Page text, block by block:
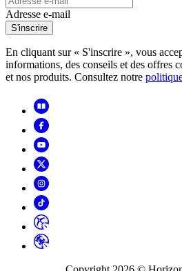
Adresse e-mail
S'inscrire
En cliquant sur « S'inscrire », vous
informations, des conseils et des offres
et nos produits. Consultez notre